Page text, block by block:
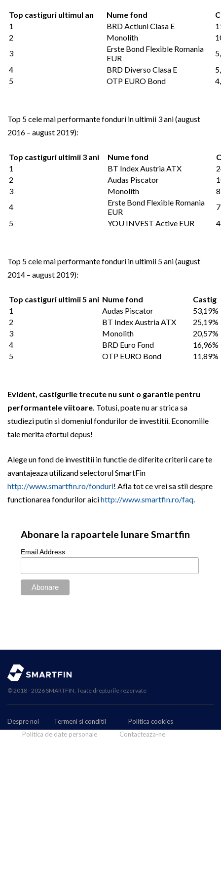
Top castiguri ultimul an Nume fond
1
BRD Actiuni Clasa E
2
Monolith
3
Erste Bond Flexible Romania
EUR
4
BRD Diverso Clasa E
5
OTP EURO Bond
Top 5 cele mai performante fonduri in ultimii 3 ani (august
2016 – august 2019):
Top castiguri ultimii 3 ani Nume fond
1
BT Index Austria ATX
2
Audas Piscator
3
Monolith
4
Erste Bond Flexible Romania
EUR
5
YOU INVEST Active EUR
Top 5 cele mai performante fonduri in ultimii 5 ani (august
2014 – august 2019):
Top castiguri ultimii 5 ani Nume fond
Castig
1
Audas Piscator
53,19%
2
BT Index Austria ATX
25,19%
3
Monolith
20,57%
4
BRD Euro Fond
16,96%
5
OTP EURO Bond 11,89%
Evident, castigurile trecute nu sunt o garantie pentru
performantele viitoare. Totusi, poate nu ar strica sa
studiezi putin si domeniul fondurilor de investitii. Economiile
tale merita efortul depus!
Alege un fond de investitii in functie de diferite criterii care te
avantajeaza utilizand selectorul SmartFin
http://www.smartfin.ro/fonduri! Afla tot ce vrei sa stii despre
functionarea fondurilor aicihttp://www.smartfin.ro/faq.
Abonare la rapoartele lunare Smartfin
Email Address
© 2018 - 2026 SMARTFIN. Toate drepturile rezervate
Despre noi Termeni si conditii
Politica cookies
Politica de date personale
Contacteaza-ne